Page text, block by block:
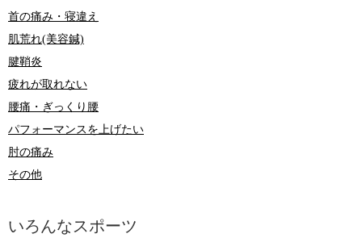
首の痛み・寝違え
肌荒れ(美容鍼)
腱鞘炎
疲れが取れない
腰痛・ぎっくり腰
パフォーマンスを上げたい
肘の痛み
その他
いろんなスポーツ